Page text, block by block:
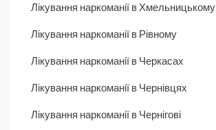
Лікування наркоманії в Хмельницькому
Лікування наркоманії в Рівному
Лікування наркоманії в Черкасах
Лікування наркоманії в Чернівцях
Лікування наркоманії в Чернігові